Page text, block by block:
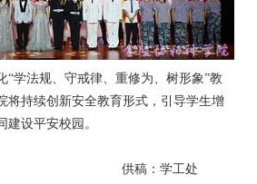
“学法规、守戒律、重修为、树形象”教
将持续创新安全教育形式，引导学生增
建设平安校园。
供稿：学工处